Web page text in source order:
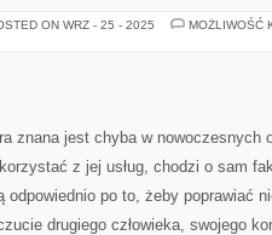
ON WRZ - 25 - 2025
MOŻLIWOŚĆ
znana jest chyba w nowoczesnych
z jej usług, chodzi o sam
po to, żeby poprawiać
drugiego człowieka, swojego